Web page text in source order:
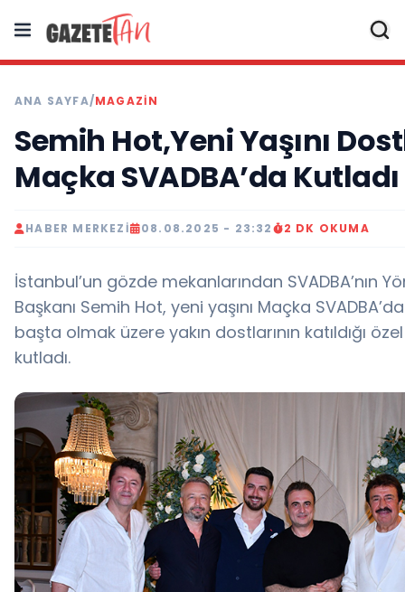
ANA SAYFA/MAGAZİN
Semih Hot,Yeni Yaşını
Maçka SVADBA’da Kutladı
HABER MERKEZI 08.08.2025 - 23:32 2 DK OKUMA
İstanbul’un gözde mekanlarından SVADBA’nın
Başkanı Semih Hot, yeni yaşını Maçka
başta olmak üzere yakın dostlarının katıldığı
kutladı.